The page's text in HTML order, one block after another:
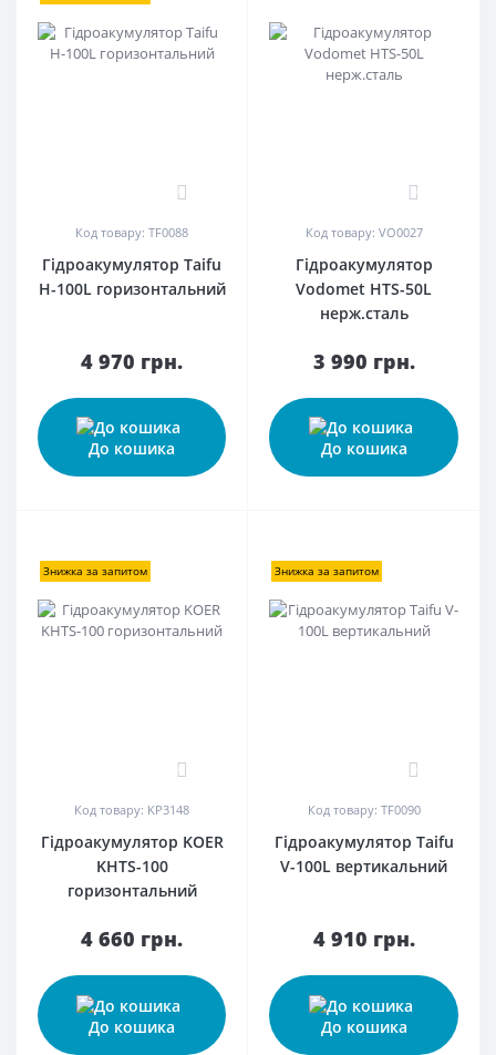
0
Код товару: TF0088
Гідроакумулятор Taifu
H-100L горизонтальний
4 970 грн.
До кошика
0
Код товару: VO0027
Гідроакумулятор
Vodomet HTS-50L
нерж.сталь
3 990 грн.
До кошика
Знижка за запитом
Код товару: KP3148
Гідроакумулятор KOER
KHTS-100
горизонтальний
4 660 грн.
До кошика
Знижка за запитом
Код товару: TF0090
Гідроакумулятор Taifu
V-100L вертикальний
4 910 грн.
До кошика